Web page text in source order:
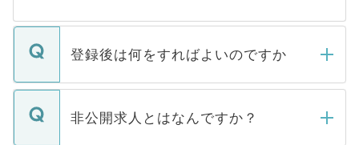
登録後は何をすればよいのですか
ご登録いただきましたら、弊社担当者がご
登録内容を確認し、その後メールもしくは
非公開求人とはなんですか？